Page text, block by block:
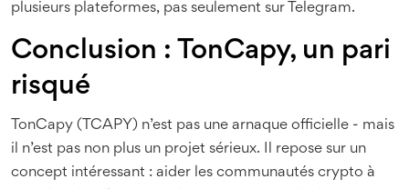
plusieurs plateformes, pas seulement sur Telegram.
Conclusion : TonCapy, un pari
risqué
TonCapy (TCAPY) n’est pas une arnaque officielle - mais
il n’est pas non plus un projet sérieux. Il repose sur un
concept intéressant : aider les communautés crypto à